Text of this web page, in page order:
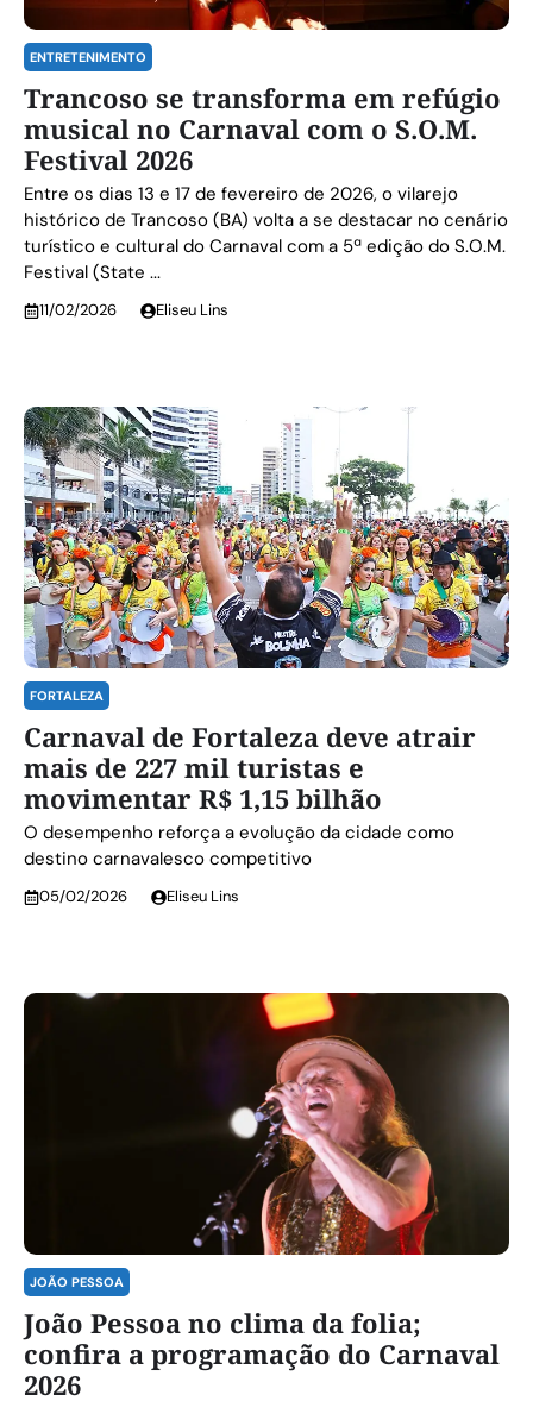
ENTRETENIMENTO
Trancoso se transforma em refúgio
musical no Carnaval com o S.O.M.
Festival 2026
Entre os dias 13 e 17 de fevereiro de 2026, o vilarejo
histórico de Trancoso (BA) volta a se destacar no cenário
turístico e cultural do Carnaval com a 5ª edição do S.O.M.
Festival (State ...
11/02/2026 Eliseu Lins
FORTALEZA
Carnaval de Fortaleza deve atrair
mais de 227 mil turistas e
movimentar R$ 1,15 bilhão
O desempenho reforça a evolução da cidade como
destino carnavalesco competitivo
05/02/2026 Eliseu Lins
JOÃO PESSOA
João Pessoa no clima da folia;
confira a programação do Carnaval
2026